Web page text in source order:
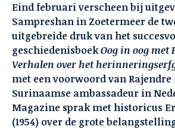
Eind februari verscheen bij
Sampreshan in Zoetermeer de
uitgebreide druk van het
geschiedenisboekOog in oog met
Verhalen over het
met een voorwoord van Rajendre
Surinaamse ambassadeur in
Magazine sprak met historicus
(1954) over de grote